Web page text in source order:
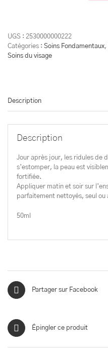
Hydratant
UGS : 2530000000222
Catégories : Soins Fondamentaux,
Soins du visage
Description
Description
Jour après jour, les ridules de
s’estomper, la peau est
fortifiée.
Appliquer matin et soir sur
parfaitement nettoyés, seul ou
50ml
Partager sur Facebook
Épingler ce produit